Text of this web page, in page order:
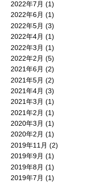
2022年7月 (1)
2022年6月 (1)
2022年5月 (3)
2022年4月 (1)
2022年3月 (1)
2022年2月 (5)
2021年6月 (2)
2021年5月 (2)
2021年4月 (3)
2021年3月 (1)
2021年2月 (1)
2020年3月 (1)
2020年2月 (1)
2019年11月 (2)
2019年9月 (1)
2019年8月 (1)
2019年7月 (1)